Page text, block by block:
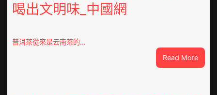
喝出文明味_中國網
普洱茶從來是云南茶的…
Read More:
云